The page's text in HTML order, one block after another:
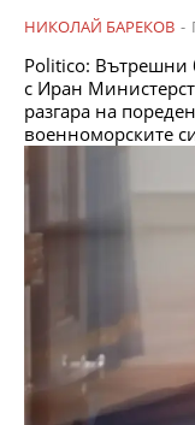
НИКОЛАЙ БАРЕКОВ -
Politico: Вътрешни
с Иран Министерството на отбраната на САЩ е в
разгара на
военноморските